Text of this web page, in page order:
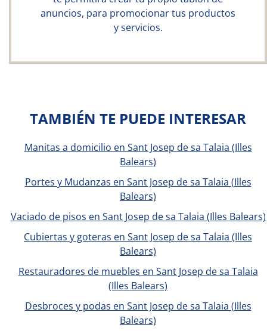
anuncios, para promocionar tus productos
y servicios.
TAMBIÉN TE PUEDE INTERESAR
Manitas a domicilio en Sant Josep de sa Talaia (Illes
Balears)
Portes y Mudanzas en Sant Josep de sa Talaia (Illes
Balears)
Vaciado de pisos en Sant Josep de sa Talaia (Illes Balears)
Cubiertas y goteras en Sant Josep de sa Talaia (Illes
Balears)
Restauradores de muebles en Sant Josep de sa Talaia
(Illes Balears)
Desbroces y podas en Sant Josep de sa Talaia (Illes
Balears)